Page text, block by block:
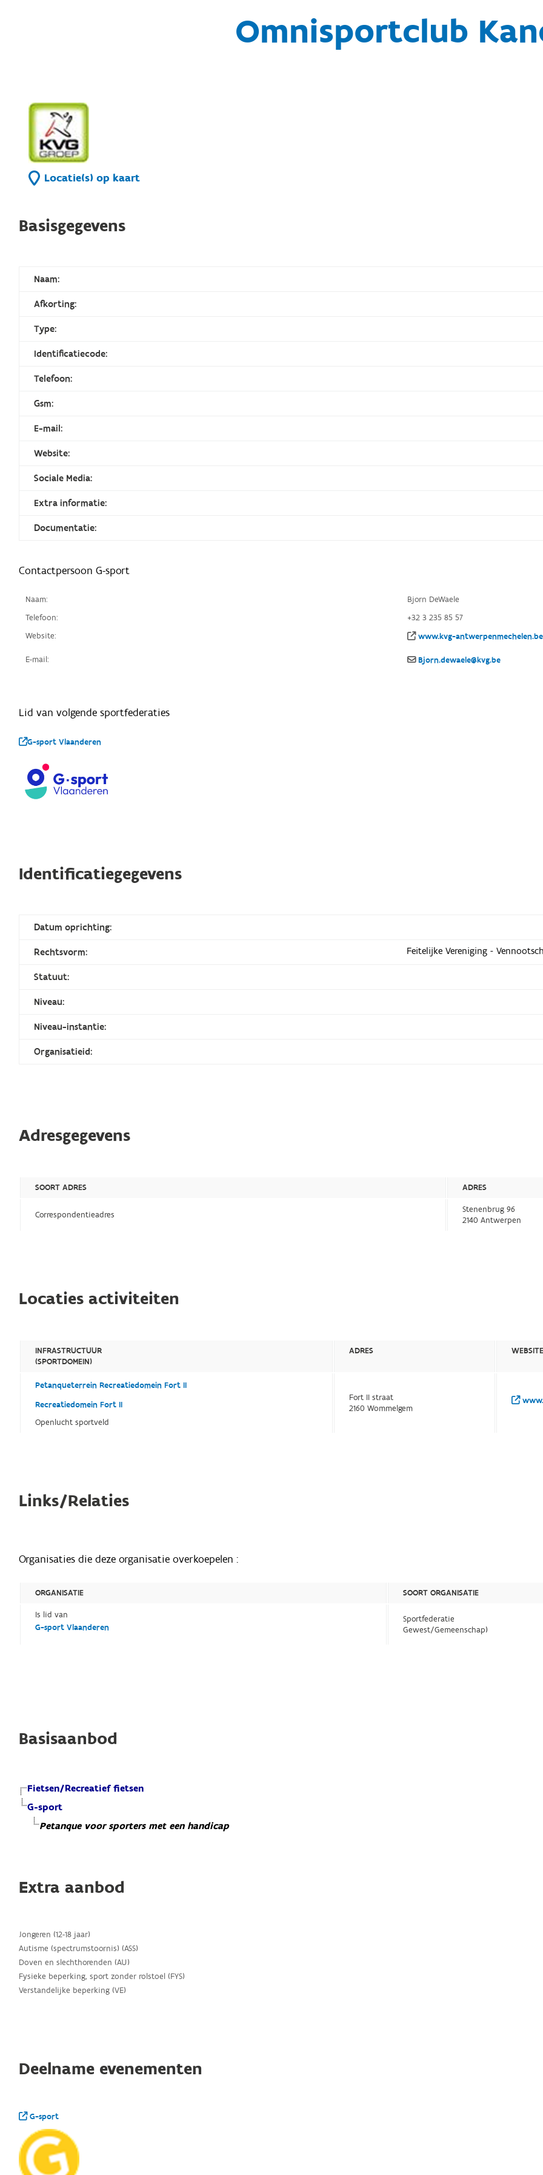
Omnisportclub
Locatie(s) op kaart
Basisgegevens
Naam:
Afkorting:
Type:
Identificatiecode:
Telefoon:
Gsm:
E-mail:
Website:
Sociale Media:
Extra informatie:
Documentatie:
Contactpersoon G-sport
Naam:
Bjorn DeWaele
Telefoon:
+32 3 235 85 57
Website:
www.kvg-
E-mail: Bjorn.dewaele@kvg.be
Lid van volgende sportfederaties
G-sport Vlaanderen
Identificatiegegevens
Datum oprichting:
Rechtsvorm: Feitelijke Vereniging -
Statuut:
Niveau:
Niveau-instantie:
Organisatieid:
Adresgegevens
SOORT ADRES ADRES
Correspondentieadres
Stenenbrug 96
2140 Antwerpen
Locaties activiteiten
INFRASTRUCTUUR
(SPORTDOMEIN)
ADRES
Petanqueterrein Recreatiedomein Fort II
Recreatiedomein Fort II
Openlucht sportveld
Fort II straat
2160 Wommelgem
Links/Relaties
Organisaties die deze organisatie overkoepelen :
ORGANISATIE
SOORT ORGANISATIE
Is lid van
G-sport Vlaanderen
Sportfederatie
Gewest/Gemeenschap)
Basisaanbod
Fietsen/Recreatief fietsen
G-sport
Petanque voor sporters met een handicap
Extra aanbod
Jongeren (12-18 jaar)
Autisme (spectrumstoornis) (ASS)
Doven en slechthorenden (AU)
Fysieke beperking, sport zonder rolstoel (FYS)
Verstandelijke beperking (VE)
Deelname evenementen
G-sport